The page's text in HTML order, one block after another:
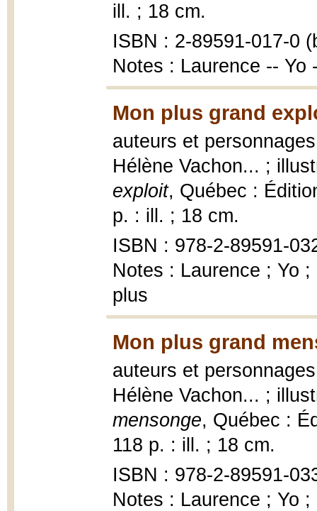
ill. ; 18 cm.
ISBN : 2-89591-017-0
Notes : Laurence -- Yo
Mon plus grand
auteurs et
Hélène Vachon... ;
exploit, Québec :
p. : ill. ; 18 cm.
ISBN : 978-2-89591-
Notes : Laurence ; Yo
plus
Mon plus grand
auteurs et
Hélène Vachon... ;
mensonge, Québec :
118 p. : ill. ; 18 cm.
ISBN : 978-2-89591-
Notes : Laurence ; Yo